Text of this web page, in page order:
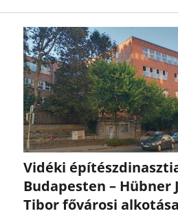
Vidéki
Budapesten – Hübner
Tibor fővárosi